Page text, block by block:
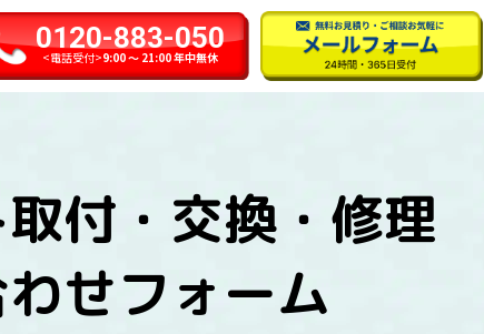
0120-883-050
<電話受付>9:00 〜 21:00 年中無休
付・交換・修理
せフォーム